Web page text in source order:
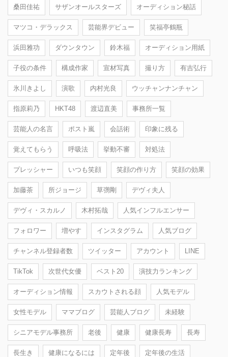
桑田佳祐 サザンオールスターズ オーディション秘話
マツコ・デラックス 芸能界デビュー 笑福亭鶴瓶
浜田雅功 ダウンタウン 鈴木福 オーディション用紙
子役の条件 構成作家 宣材写真 撮り方 有吉弘行
氷川きよし 演歌 内村光良 ウッチャンナンチャン
指原莉乃 HKT48 渡辺直美 事務所一覧
芸能人の名言 ポスト嵐 会話術 印象に残る
覚えてもらう 呼吸法 挙動不審 対処法
プレッシャー いつも笑顔 笑顔の作り方 笑顔の効果
加藤茶 所ジョージ 草彅剛 デヴィ夫人
デヴィ・スカルノ 木村拓哉 人気インフルエンサー
フォロワー 増やす インスタグラム 人気ブログ
チャンネル登録者数 ツイッター アカウント LINE
TikTok 次世代女優 ベスト20 演技力ランキング
オーディション情報 スカウトされる顔 人気モデル
女性モデル ママブログ 芸能人ブログ 未経験
シニアモデル事務所 老後 健康 健康長寿 長寿
長生き 健康になるには 定年後 定年後の生活